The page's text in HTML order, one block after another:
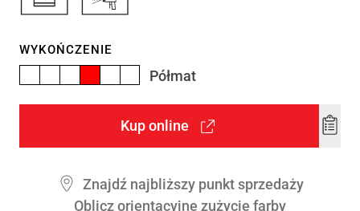
WYKOŃCZENIE
Półmat
Kup online
Add
Znajdź najbliższy punkt sprzedaży
Oblicz orientacyjne zużycie farby